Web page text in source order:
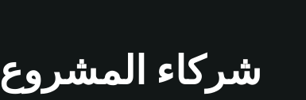
شركاء المشروع